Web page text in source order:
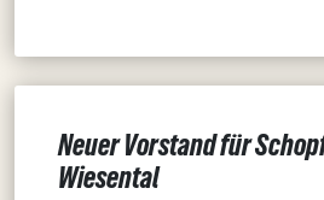
Neuer Vorstand für
Wiesental